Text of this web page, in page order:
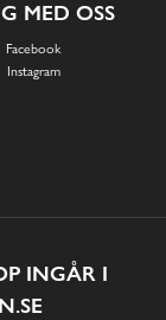
MED OSS
Facebook
Instagram
INGÅR I